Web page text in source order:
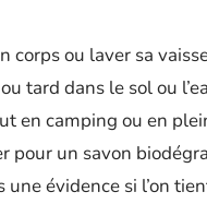
corps ou laver sa
tard dans le sol ou
en camping ou en
pour un savon
évidence si l’on